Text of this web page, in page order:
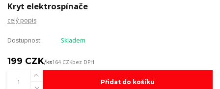
Kryt elektrospínače
celý popis
Dostupnost Skladem
199 CZK/ks164 CZKbez DPH
Přidat do košíku